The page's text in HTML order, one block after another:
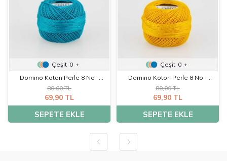
Çeşit 0 +
Domino Koton Perle 8 No -
K0195
80,00 TL
69,90 TL
SEPETE EKLE
Çeşit 0 +
Domino Koton Perle 8 No -
K0226
80,00 TL
69,90 TL
SEPETE EKLE